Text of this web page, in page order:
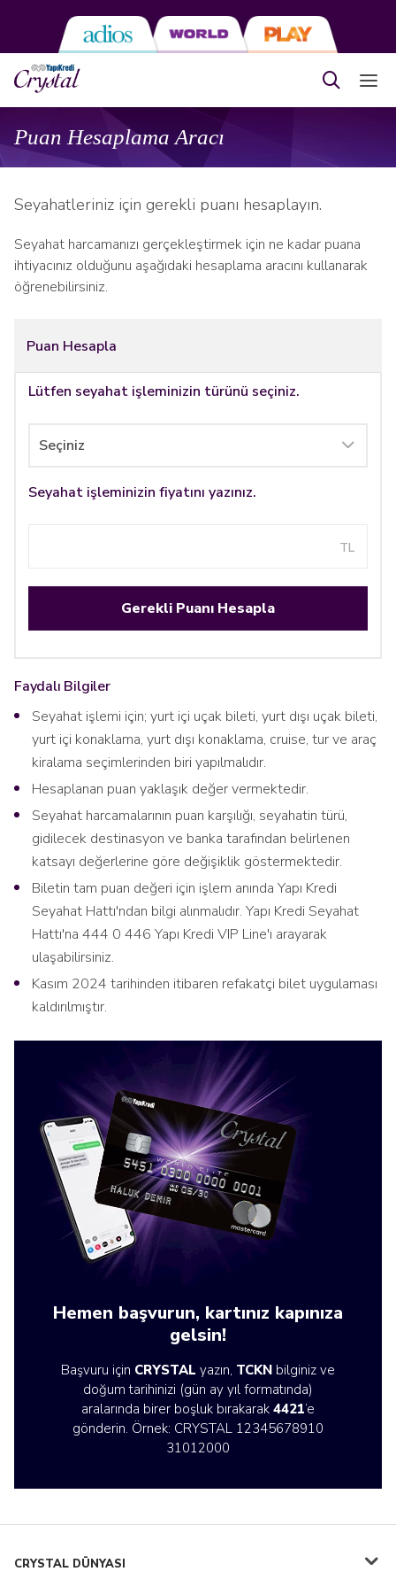
Puan Hesaplama Aracı
Seyahatleriniz için gerekli puanı hesaplayın.
Seyahat harcamanızı gerçekleştirmek için ne kadar puana
ihtiyacınız olduğunu aşağıdaki hesaplama aracını kullanarak
öğrenebilirsiniz.
Puan Hesapla
Lütfen seyahat işleminizin türünü seçiniz.
Seyahat işleminizin fiyatını yazınız.
TL
Gerekli Puanı Hesapla
Faydalı Bilgiler
Seyahat işlemi için; yurt içi uçak bileti, yurt dışı uçak bileti,
yurt içi konaklama, yurt dışı konaklama, cruise, tur ve araç
kiralama seçimlerinden biri yapılmalıdır.
Hesaplanan puan yaklaşık değer vermektedir.
Seyahat harcamalarının puan karşılığı, seyahatin türü,
gidilecek destinasyon ve banka tarafından belirlenen
katsayı değerlerine göre değişiklik göstermektedir.
Biletin tam puan değeri için işlem anında Yapı Kredi
Seyahat Hattı'ndan bilgi alınmalıdır. Yapı Kredi Seyahat
Hattı'na 444 0 446 Yapı Kredi VIP Line'ı arayarak
ulaşabilirsiniz.
Kasım 2024 tarihinden itibaren refakatçi bilet uygulaması
kaldırılmıştır.
Hemen başvurun, kartınız kapınıza
gelsin!
Başvuru için CRYSTAL yazın, TCKN bilginiz ve
doğum tarihinizi (gün ay yıl formatında)
aralarında birer boşluk bırakarak 4421’e
gönderin. Örnek: CRYSTAL 12345678910
31012000
CRYSTAL DÜNYASI